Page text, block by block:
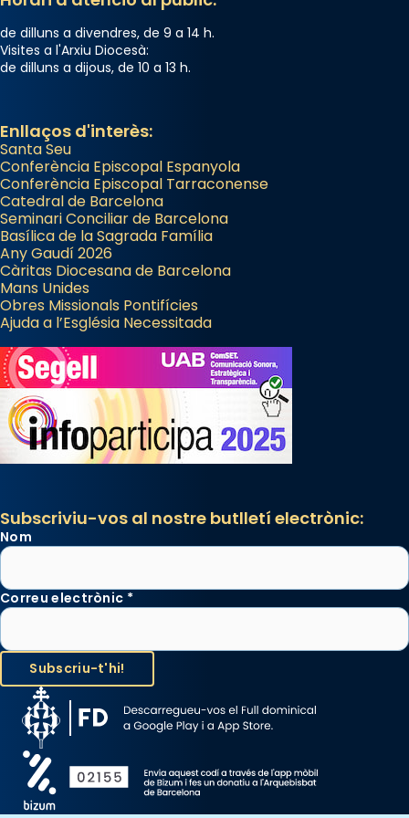
de dilluns a divendres, de 9 a 14 h.
Visites a l'Arxiu Diocesà:
de dilluns a dijous, de 10 a 13 h.
Enllaços d'interès:
Santa Seu
Conferència Episcopal Espanyola
Conferència Episcopal Tarraconense
Catedral de Barcelona
Seminari Conciliar de Barcelona
Basílica de la Sagrada Família
Any Gaudí 2026
Càritas Diocesana de Barcelona
Mans Unides
Obres Missionals Pontifícies
Ajuda a l’Església Necessitada
Subscriviu-vos al nostre butlletí electrònic:
Nom
Correu electrònic *